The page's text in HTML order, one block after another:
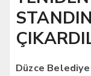
Düzce Belediye